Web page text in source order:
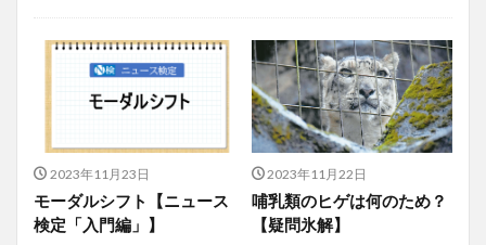
投稿
学び
マンガ
電子書籍
2023年11月23日
モーダルシフト【ニュース
検定「入門編」】
2023年11月22日
哺乳類のヒゲは何のため？
【疑問氷解】